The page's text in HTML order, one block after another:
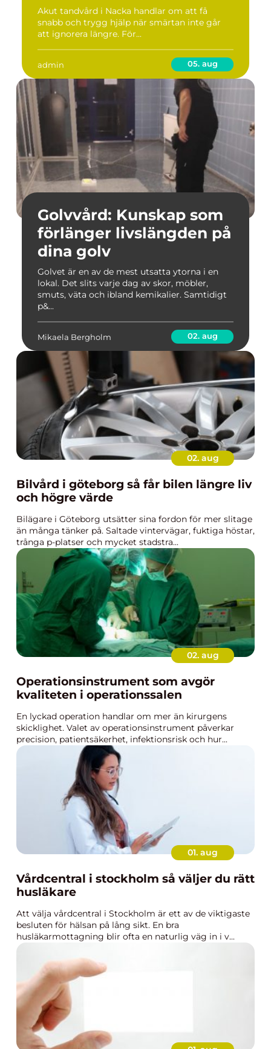
Akut tandvård i Nacka handlar om att få
snabb och trygg hjälp när smärtan inte går
att ignorera längre. För...
admin 05. aug
Golvvård: Kunskap som
förlänger livslängden på
dina golv
Golvet är en av de mest utsatta ytorna i en
lokal. Det slits varje dag av skor, möbler,
smuts, väta och ibland kemikalier. Samtidigt
p&...
Mikaela Bergholm 02. aug
02. aug
Bilvård i göteborg så får bilen längre liv
och högre värde
Bilägare i Göteborg utsätter sina fordon för mer slitage
än många tänker på. Saltade vintervägar, fuktiga höstar,
trånga p-platser och mycket stadstra...
02. aug
Operationsinstrument som avgör
kvaliteten i operationssalen
En lyckad operation handlar om mer än kirurgens
skicklighet. Valet av operationsinstrument påverkar
precision, patientsäkerhet, infektionsrisk och hur...
01. aug
Vårdcentral i stockholm så väljer du rätt
husläkare
Att välja vårdcentral i Stockholm är ett av de viktigaste
besluten för hälsan på lång sikt. En bra
husläkarmottagning blir ofta en naturlig väg in i v...